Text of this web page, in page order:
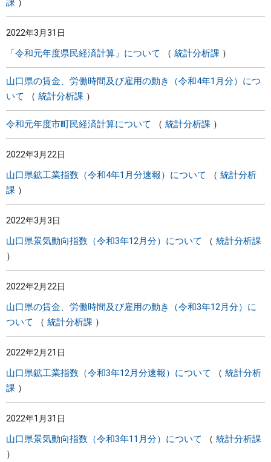
課
2022年3月31日
「令和元年度県民経済計算」について 統計分析課
山口県の賃金、労働時間及び雇用の動き（令和4年1月分）につ
いて
統計分析課
令和元年度市町民経済計算について 統計分析課
2022年3月22日
山口県鉱工業指数（令和4年1月分速報）について
統計分析
課
2022年3月3日
山口県景気動向指数（令和3年12月分）について 統計分析課
2022年2月22日
山口県の賃金、労働時間及び雇用の動き（令和3年12月分）に
ついて
統計分析課
2022年2月21日
山口県鉱工業指数（令和3年12月分速報）について
統計分析
課
2022年1月31日
山口県景気動向指数（令和3年11月分）について 統計分析課